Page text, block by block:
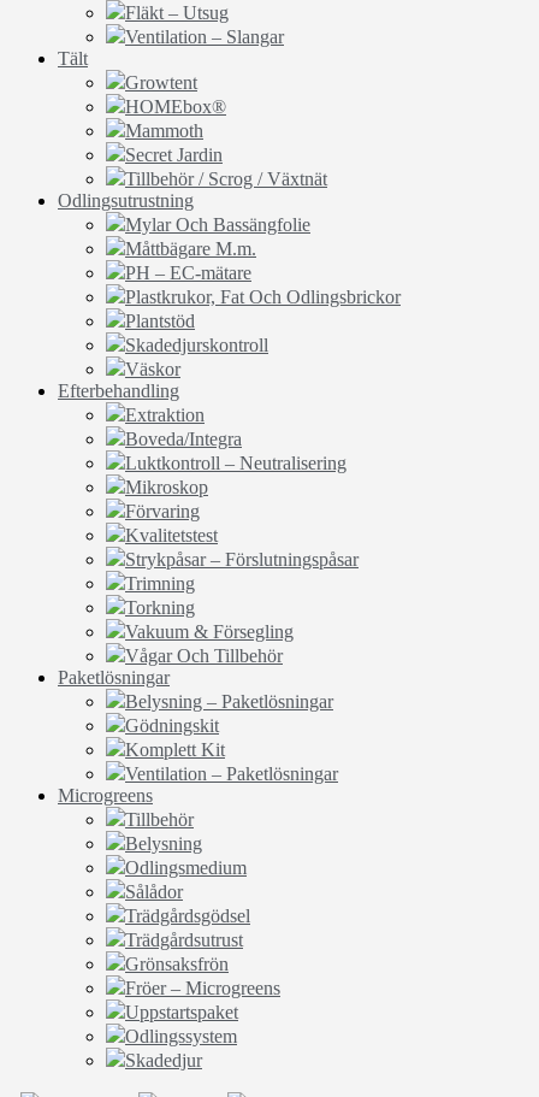
Fläkt – Utsug
Ventilation – Slangar
Tält
Growtent
HOMEbox®
Mammoth
Secret Jardin
Tillbehör / Scrog / Växtnät
Odlingsutrustning
Mylar Och Bassängfolie
Måttbägare M.m.
PH – EC-mätare
Plastkrukor, Fat Och Odlingsbrickor
Plantstöd
Skadedjurskontroll
Väskor
Efterbehandling
Extraktion
Boveda/Integra
Luktkontroll – Neutralisering
Mikroskop
Förvaring
Kvalitetstest
Strykpåsar – Förslutningspåsar
Trimning
Torkning
Vakuum & Försegling
Vågar Och Tillbehör
Paketlösningar
Belysning – Paketlösningar
Gödningskit
Komplett Kit
Ventilation – Paketlösningar
Microgreens
Tillbehör
Belysning
Odlingsmedium
Sålådor
Trädgårdsgödsel
Trädgårdsutrust
Grönsaksfrön
Fröer – Microgreens
Uppstartspaket
Odlingssystem
Skadedjur